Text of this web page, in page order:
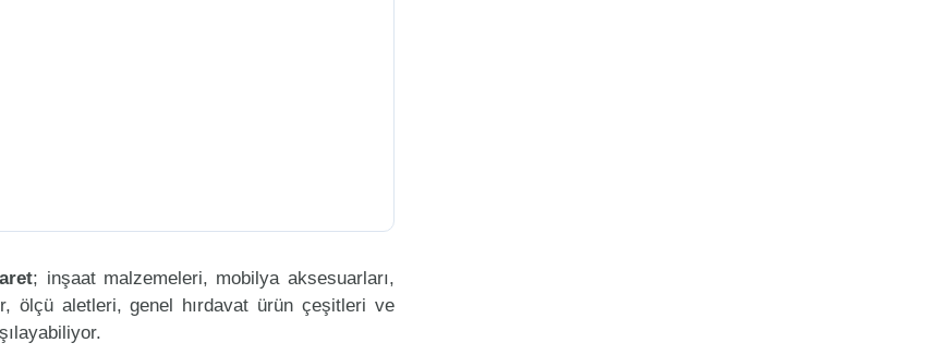
; inşaat malzemeleri, mobilya aksesuarları,
ölçü aletleri, genel hırdavat ürün çeşitleri ve